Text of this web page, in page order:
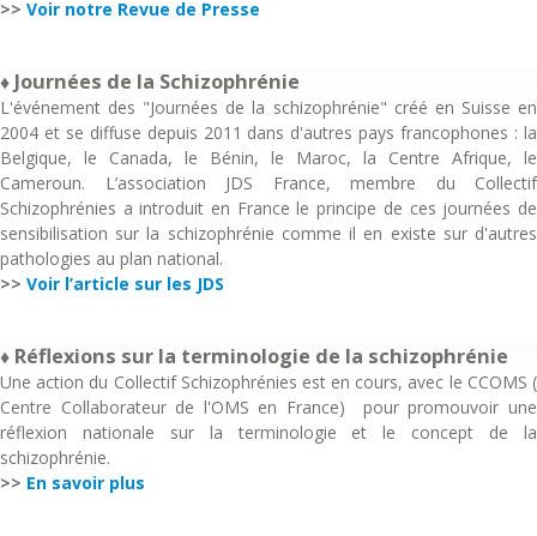
>> Voir notre Revue de Presse
♦ Journées de la Schizophrénie
L'événement des "Journées de la schizophrénie" créé en Suisse en
2004 et se diffuse depuis 2011 dans d'autres pays francophones : la
Belgique, le Canada, le Bénin, le Maroc, la Centre Afrique, le
Cameroun. L’association JDS France, membre du Collectif
Schizophrénies a introduit en France le principe de ces journées de
sensibilisation sur la schizophrénie comme il en existe sur d'autres
pathologies au plan national.
>> Voir l’article sur les JDS
♦ Réflexions sur la terminologie de la schizophrénie
Une action du Collectif Schizophrénies est en cours, avec le CCOMS (
Centre Collaborateur de l'OMS en France) pour promouvoir une
réflexion nationale sur la terminologie et le concept de la
schizophrénie.
>> En savoir plus